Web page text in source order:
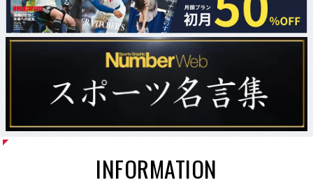
INFORMATION